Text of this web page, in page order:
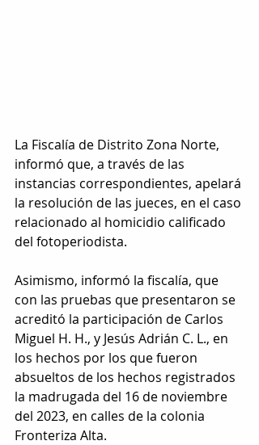
La Fiscalía de Distrito Zona Norte,
informó que, a través de las
instancias correspondientes, apelará
la resolución de las jueces, en el caso
relacionado al homicidio calificado
del fotoperiodista.
Asimismo, informó la fiscalía, que
con las pruebas que presentaron se
acreditó la participación de Carlos
Miguel H. H., y Jesús Adrián C. L., en
los hechos por los que fueron
absueltos de los hechos registrados
la madrugada del 16 de noviembre
del 2023, en calles de la colonia
Fronteriza Alta.